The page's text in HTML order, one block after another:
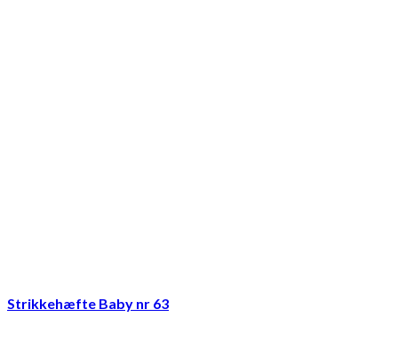
Strikkehæfte Baby nr 63